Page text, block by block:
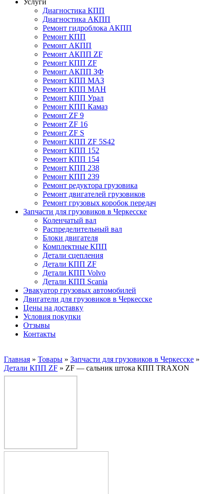
Услуги
Диагностика КПП
Диагностика АКПП
Ремонт гидроблока АКПП
Ремонт КПП
Ремонт АКПП
Ремонт АКПП ZF
Ремонт КПП ZF
Ремонт АКПП ЗФ
Ремонт КПП МАЗ
Ремонт КПП МАН
Ремонт КПП Урал
Ремонт КПП Камаз
Ремонт ZF 9
Ремонт ZF 16
Ремонт ZF S
Ремонт КПП ZF 5S42
Ремонт КПП 152
Ремонт КПП 154
Ремонт КПП 238
Ремонт КПП 239
Ремонт редуктора грузовика
Ремонт двигателей грузовиков
Ремонт грузовых коробок передач
Запчасти для грузовиков в Черкесске
Коленчатый вал
Распределительный вал
Блоки двигателя
Комплектные КПП
Детали сцепления
Детали КПП ZF
Детали КПП Volvo
Детали КПП Scania
Эвакуатор грузовых автомобилей
Двигатели для грузовиков в Черкесске
Цены на доставку
Условия покупки
Отзывы
Контакты
Главная » Товары » Запчасти для грузовиков в Черкесске »
Детали КПП ZF » ZF — сальник штока КПП TRAXON